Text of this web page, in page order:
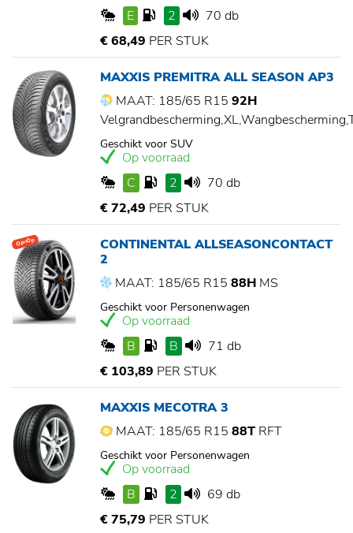
E
2
70 db
€ 68,49 PER STUK
MAXXIS PREMITRA ALL SEASON AP3
MAAT: 185/65 R15 92H
Geschikt voor SUV
Op voorraad
C
2
70 db
€ 72,49 PER STUK
Op=Op
CONTINENTAL ALLSEASONCONTACT
2
MAAT: 185/65 R15 88H MS
Geschikt voor Personenwagen
Op voorraad
B
B
71 db
€ 103,89 PER STUK
MAXXIS MECOTRA 3
MAAT: 185/65 R15 88T RFT
Geschikt voor Personenwagen
Op voorraad
B
2
69 db
€ 75,79 PER STUK